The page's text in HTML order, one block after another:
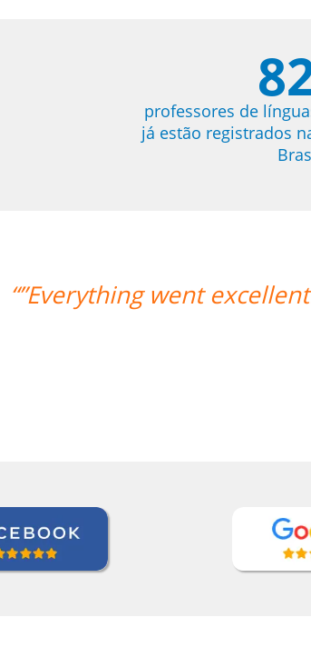
professores de
já estão registrados
relationship has
positive one for me.””